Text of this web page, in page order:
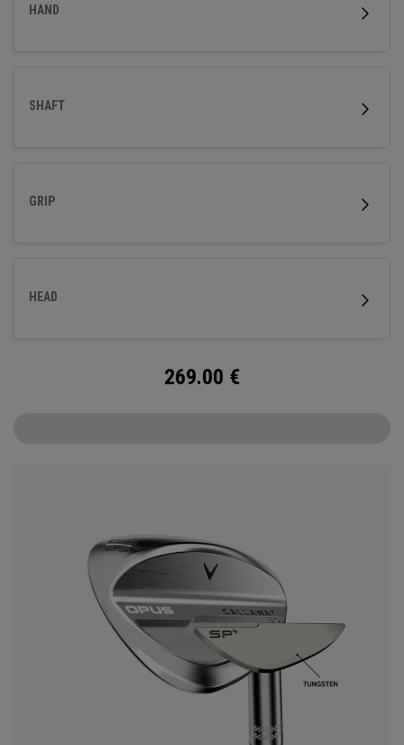
HAND
SHAFT
GRIP
HEAD
269.00 €